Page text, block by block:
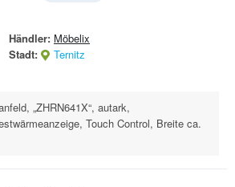
Händler: Möbelix
Stadt:
Ternitz
„ZHRN641X“, autark,
Touch Control, Breite ca.